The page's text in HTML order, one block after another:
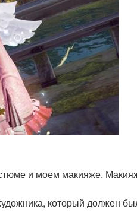
и моем макияже.
который должен